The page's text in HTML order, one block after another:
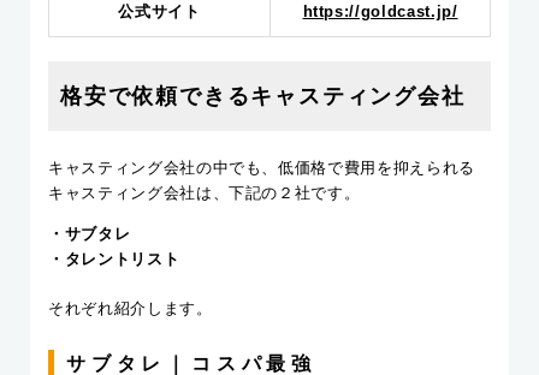
公式サイト https://goldcast.jp/
格安で依頼できるキャスティング会社
キャスティング会社の中でも、低価格で費用を抑えられる
キャスティング会社は、下記の２社です。
・サブタレ
・タレントリスト
それぞれ紹介します。
サブタレ｜コスパ最強